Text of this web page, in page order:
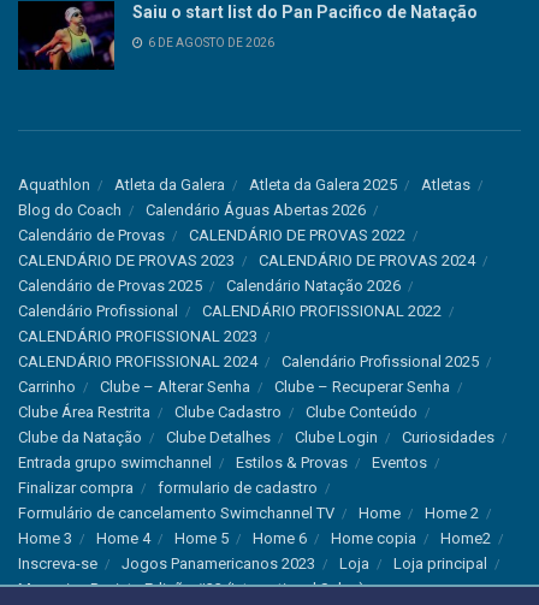
Saiu o start list do Pan Pacifico de Natação
6 DE AGOSTO DE 2026
Aquathlon Atleta da Galera Atleta da Galera 2025
Atletas
Blog do Coach
Calendário Águas Abertas 2026
Calendário de Provas
CALENDÁRIO DE PROVAS 2022
CALENDÁRIO DE PROVAS 2023
CALENDÁRIO DE PROVAS 2024
Calendário de Provas 2025
Calendário Natação 2026
Calendário Profissional
CALENDÁRIO PROFISSIONAL 2022
CALENDÁRIO PROFISSIONAL 2023
CALENDÁRIO PROFISSIONAL 2024
Calendário Profissional 2025
Carrinho
Clube – Alterar Senha
Clube – Recuperar Senha
Clube Área Restrita
Clube Cadastro
Clube Conteúdo
Clube da Natação
Clube Detalhes Clube Login
Curiosidades
Entrada grupo swimchannel
Estilos & Provas
Eventos
Finalizar compra
formulario de cadastro
Formulário de cancelamento Swimchannel TV
Home
Home 2
Home 3
Home 4 Home 5 Home 6 Home copia
Home2
Inscreva-se
Jogos Panamericanos 2023 Loja
Loja principal
Magazine Revista Edição #33 (International Sales)